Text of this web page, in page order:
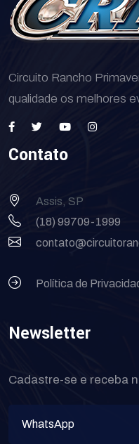
Circuito Rancho
qualidade os melhores
Contato
Assis, SP
(18) 99709-1999
Política de
Newsletter
Cadastre-se e receba